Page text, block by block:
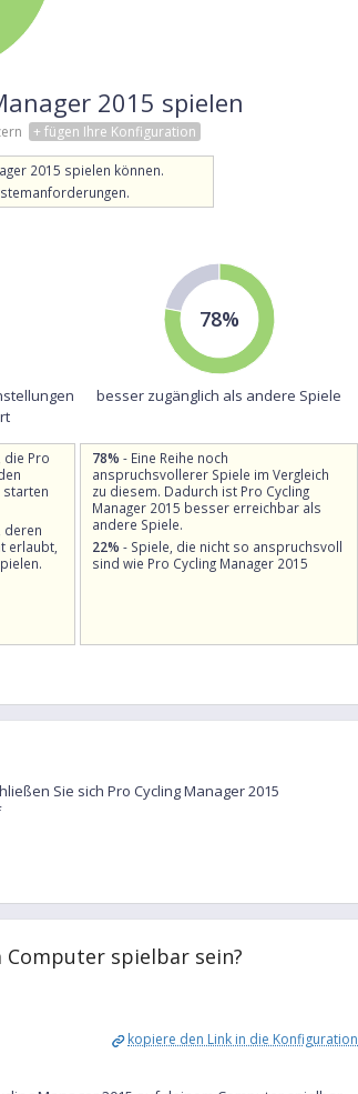
2015 spielen
+ fügen Ihre Konfiguration
2015 spielen können.
die Pro
starten
deren
erlaubt,
78%
besser zugänglich als andere Spiele
78% - Eine Reihe noch
anspruchsvollerer Spiele im Vergleich
zu diesem. Dadurch ist Pro Cycling
Manager 2015 besser erreichbar als
andere Spiele.
22% - Spiele, die nicht so anspruchsvoll
sind wie Pro Cycling Manager 2015
Sie sich Pro Cycling Manager 2015
Computer spielbar sein?
kopiere den Link in die Konfiguration